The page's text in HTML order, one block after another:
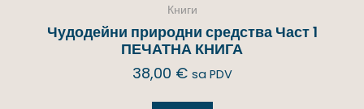
Книги
Чудодейни природни средства Част 1
ПЕЧАТНА КНИГА
38,00 € sa PDV